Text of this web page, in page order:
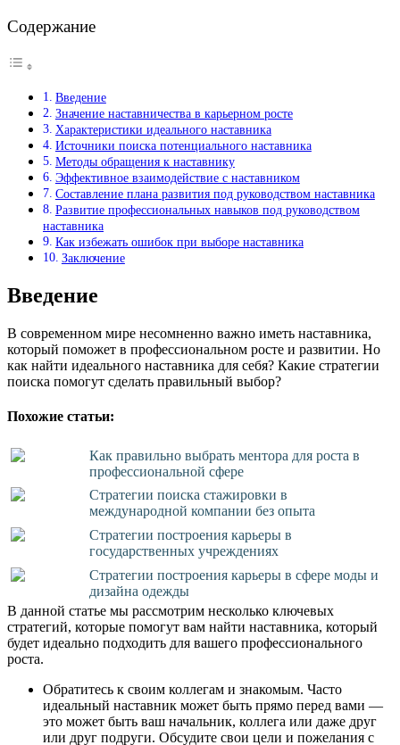
Содержание
Введение
Значение наставничества в карьерном росте
Характеристики идеального наставника
Источники поиска потенциального наставника
Методы обращения к наставнику
Эффективное взаимодействие с наставником
Составление плана развития под руководством наставника
Развитие профессиональных навыков под руководством
наставника
Как избежать ошибок при выборе наставника
Заключение
Введение
В современном мире несомненно важно иметь наставника,
который поможет в профессиональном росте и развитии. Но
как найти идеального наставника для себя? Какие стратегии
поиска помогут сделать правильный выбор?
Похожие статьи:
Как правильно выбрать ментора для роста в
профессиональной сфере
Стратегии поиска стажировки в
международной компании без опыта
Стратегии построения карьеры в
государственных учреждениях
Стратегии построения карьеры в сфере моды и
дизайна одежды
В данной статье мы рассмотрим несколько ключевых
стратегий, которые помогут вам найти наставника, который
будет идеально подходить для вашего профессионального
роста.
Обратитесь к своим коллегам и знакомым. Часто
идеальный наставник может быть прямо перед вами —
это может быть ваш начальник, коллега или даже друг
или друг подруги. Обсудите свои цели и пожелания с